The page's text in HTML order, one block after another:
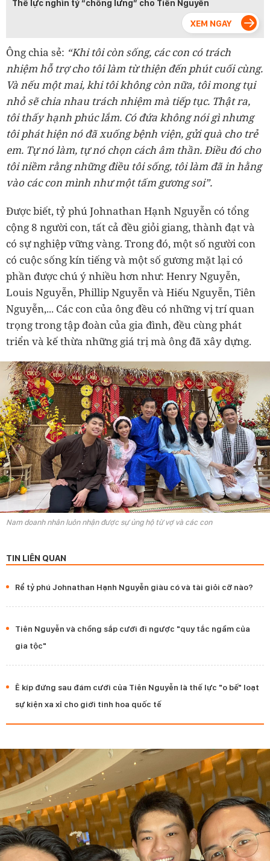
Thế lực nghìn tỷ “chống lưng” cho Tiên Nguyễn
Ông chia sẻ: “Khi tôi còn sống, các con có trách
nhiệm hỗ trợ cho tôi làm từ thiện đến phút cuối cùng.
Và nếu một mai, khi tôi không còn nữa, tôi mong tụi
nhỏ sẽ chia nhau trách nhiệm mà tiếp tục. Thật ra,
tôi thấy hạnh phúc lắm. Có đứa không nói gì nhưng
tôi phát hiện nó đã xuống bệnh viện, gửi quà cho trẻ
em. Tự nó làm, tự nó chọn cách âm thần. Điều đó cho
tôi niềm rằng những điều tôi sống, tôi làm đã in hằng
vào các con mình như một tấm gương soi”.
Được biết, tỷ phú Johnathan Hạnh Nguyễn có tổng
cộng 8 người con, tất cả đều giỏi giang, thành đạt và
có sự nghiệp vững vàng. Trong đó, một số người con
có cuộc sống kín tiếng và một số gương mặt lại có
phần được chú ý nhiều hơn như: Henry Nguyễn,
Louis Nguyễn, Phillip Nguyễn và Hiếu Nguyễn, Tiên
Nguyễn,... Các con của ông đều có những vị trí quan
trọng trong tập đoàn của gia đình, đều cùng phát
triển và kế thừa những giá trị mà ông đã xây dựng.
Nam doanh nhân luôn nhận được sự ủng hộ từ vợ và các con
TIN LIÊN QUAN
Rể tỷ phú Johnathan Hạnh Nguyễn giàu có và tài giỏi cỡ nào?
Tiên Nguyễn và chồng sắp cưới đi ngược "quy tắc ngầm của
gia tộc"
Ê kíp đứng sau đám cưới của Tiên Nguyễn là thế lực "o bế" loạt
sự kiện xa xỉ cho giới tinh hoa quốc tế